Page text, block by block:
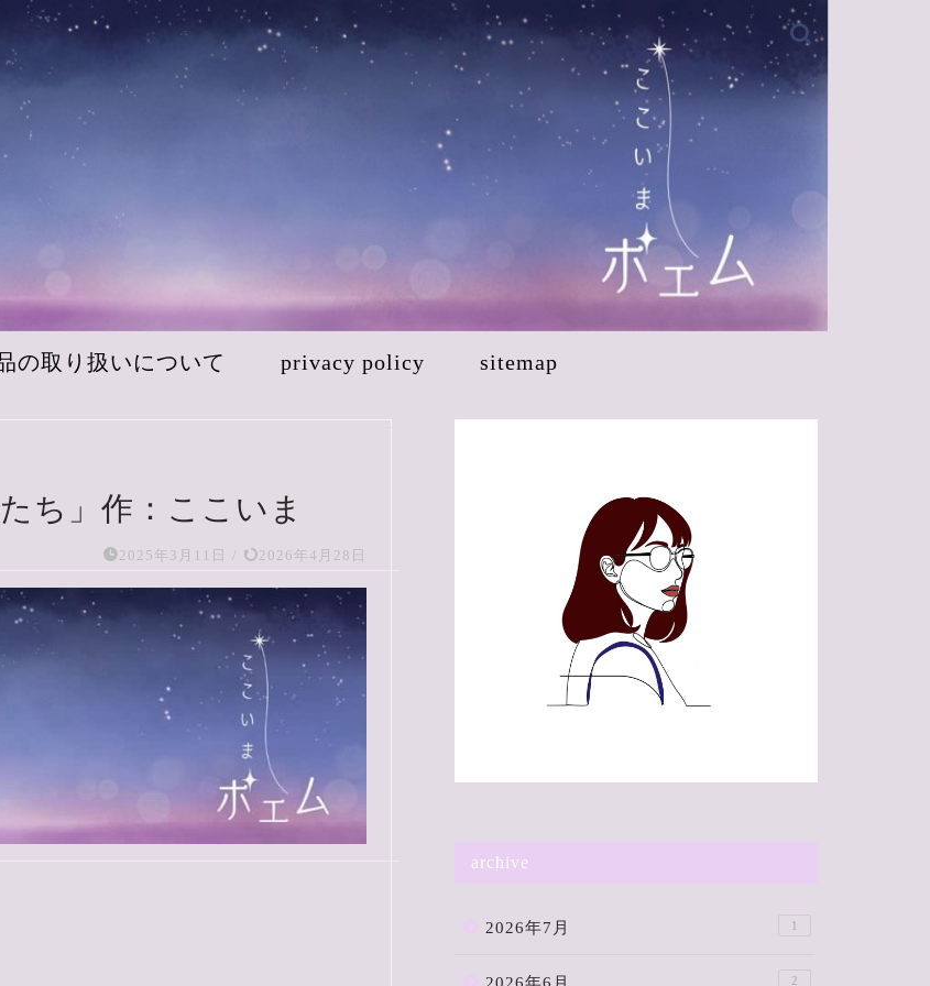
の取り扱いについて privacy policy sitemap
ち」作：ここいま
2025年3月11日 / 2026年4月28日
archive
2026年7月 1
2026年6月 2